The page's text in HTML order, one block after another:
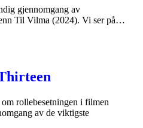
gjennomgang av
Til Vilma (2024). Vi ser på…
rollebesetningen i filmen
av de viktigste